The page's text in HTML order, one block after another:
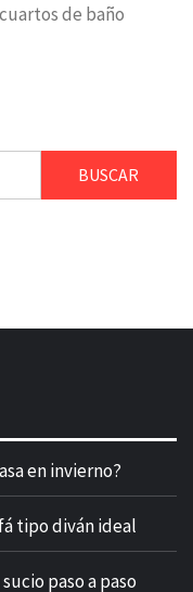
de baño
en invierno?
tipo diván ideal
paso a paso